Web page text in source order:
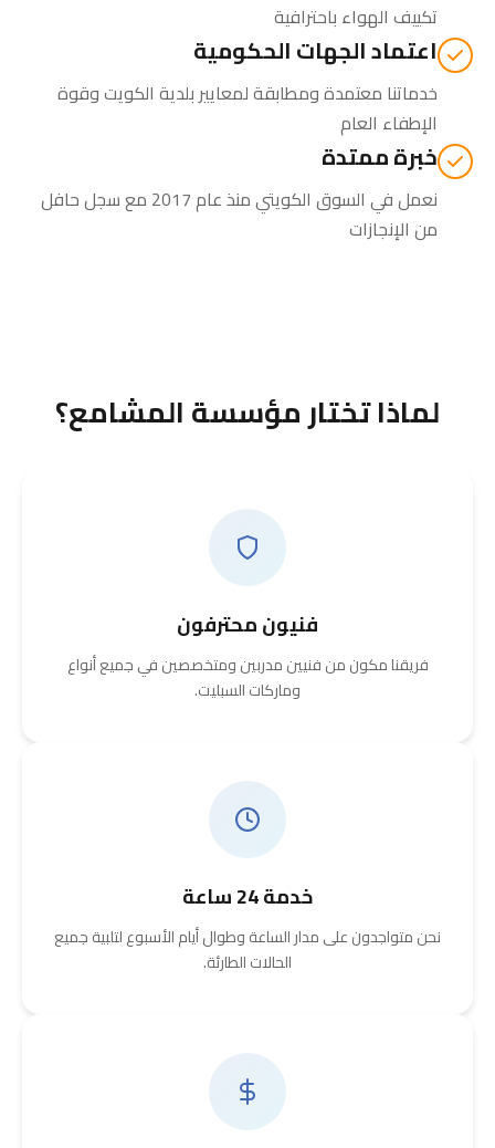
تكييف الهواء باحترافية
اعتماد الجهات الحكومية
خدماتنا معتمدة ومطابقة لمعايير بلدية الكويت وقوة
الإطفاء العام
خبرة ممتدة
نعمل في السوق الكويتي منذ عام 2017 مع سجل حافل
من الإنجازات
لماذا تختار مؤسسة المشامع؟
فنيون محترفون
فريقنا مكون من فنيين مدربين ومتخصصين في جميع أنواع
وماركات السبليت.
خدمة 24 ساعة
نحن متواجدون على مدار الساعة وطوال أيام الأسبوع لتلبية جميع
الحالات الطارئة.